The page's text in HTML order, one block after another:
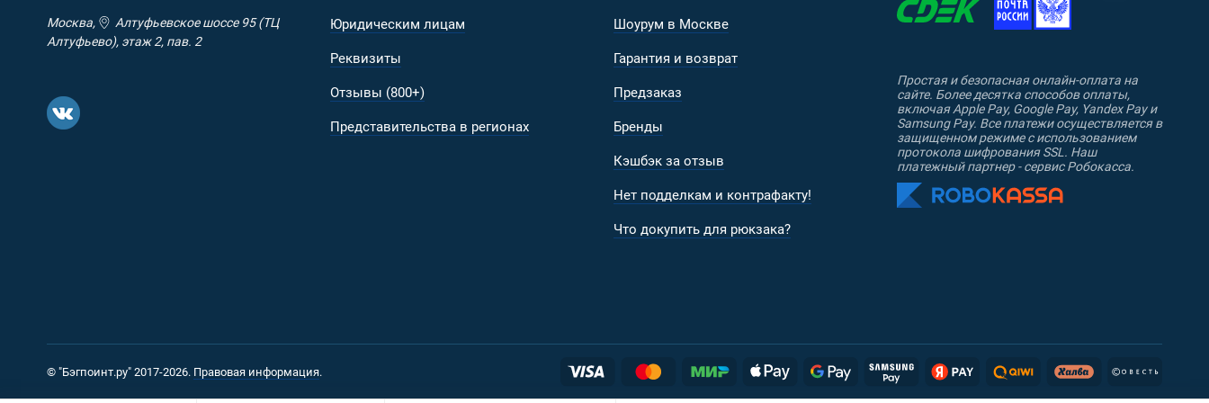
Москва,
Алтуфьевское шоссе 95 (ТЦ
Алтуфьево), этаж 2, пав. 2
Юридическим лицам
Реквизиты
Отзывы (800+)
Представительства в регионах
Шоурум в Москве
Гарантия и возврат
Предзаказ
Бренды
Кэшбэк за отзыв
Нет подделкам и контрафакту!
Что докупить для рюкзака?
Простая и безопасная онлайн-оплата на
сайте. Более десятка способов оплаты,
включая Apple Pay, Google Pay, Yandex Pay и
Samsung Pay. Все платежи осуществляется в
защищенном режиме с использованием
протокола шифрования SSL. Наш
платежный партнер - сервис Робокасса.
© "Бэгпоинт.ру" 2017-2026. Правовая информация.